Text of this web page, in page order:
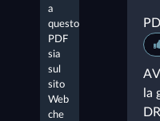
a
questo
PDF
sia
sul
sito
Web
che
la